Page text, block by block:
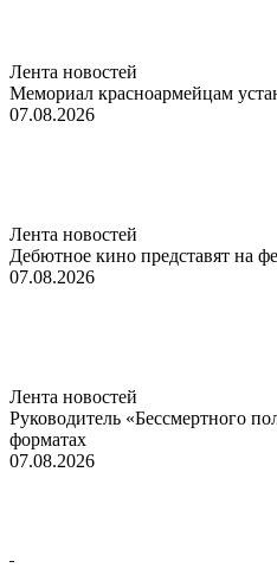
Лента новостей
Мемориал красноармейцам
07.08.2026
Лента новостей
Дебютное кино представят на
07.08.2026
Лента новостей
Руководитель «Бессмертного
форматах
07.08.2026